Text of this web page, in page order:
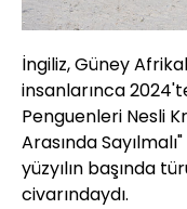
İngiliz, Güney
insanlarınca
Penguenleri Nesli
Arasında
yüzyılın başında
civarındaydı.